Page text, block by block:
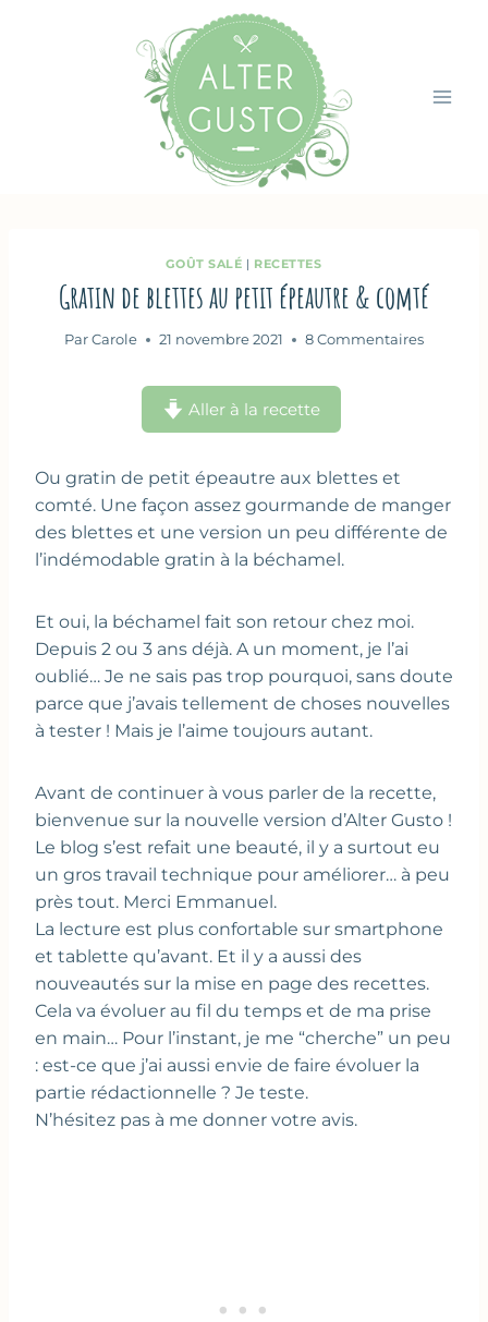
GOÛT SALÉ | RECETTES
Gratin de blettes au petit épeautre & comté
Par Carole 21 novembre 2021 8 Commentaires
Aller à la recette
Ou gratin de petit épeautre aux blettes et
comté. Une façon assez gourmande de manger
des blettes et une version un peu différente de
l’indémodable gratin à la béchamel.
Et oui, la béchamel fait son retour chez moi.
Depuis 2 ou 3 ans déjà. A un moment, je l’ai
oublié… Je ne sais pas trop pourquoi, sans doute
parce que j’avais tellement de choses nouvelles
à tester ! Mais je l’aime toujours autant.
Avant de continuer à vous parler de la recette,
bienvenue sur la nouvelle version d’Alter Gusto !
Le blog s’est refait une beauté, il y a surtout eu
un gros travail technique pour améliorer… à peu
près tout. Merci Emmanuel.
La lecture est plus confortable sur smartphone
et tablette qu’avant. Et il y a aussi des
nouveautés sur la mise en page des recettes.
Cela va évoluer au fil du temps et de ma prise
en main… Pour l’instant, je me “cherche” un peu
: est-ce que j’ai aussi envie de faire évoluer la
partie rédactionnelle ? Je teste.
N’hésitez pas à me donner votre avis.